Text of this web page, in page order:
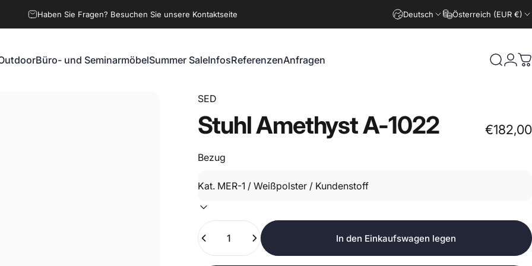
Haben Sie Fragen? Besuchen Sie unsere Kontaktseite Deutsch Österreich (EUR €)
Büro- und SeminarmöbelSummer SaleInfosReferenzenAnfragen Suche
SED
StuhlAmethystA-1022 €182,00
Bezug
Anzahl
In den Einkaufswagen legen